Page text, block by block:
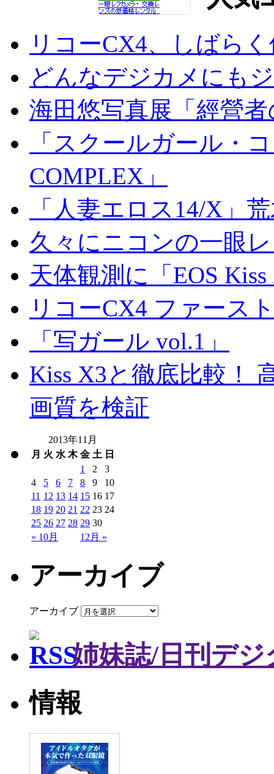
リコーCX4、しばら
どんなデジカメにも
海田悠写真展「經營
「スクールガール・
COMPLEX」
「人妻エロス14/X」
久々にニコンの一眼
天体観測に「EOS
リコーCX4 ファース
「写ガール vol.1」
Kiss X3と徹底比較！
画質を検証
2013年11月
月 火 水 木 金 土 日
« 10月 12月 »
1 2
3
4
5 6 7 8 9
10
11 12 13 14 15 16 17
18 19 20 21 22 23 24
25 26 27 28 29 30
アーカイブ
アーカイブ
姉妹誌/日刊デジ
情報